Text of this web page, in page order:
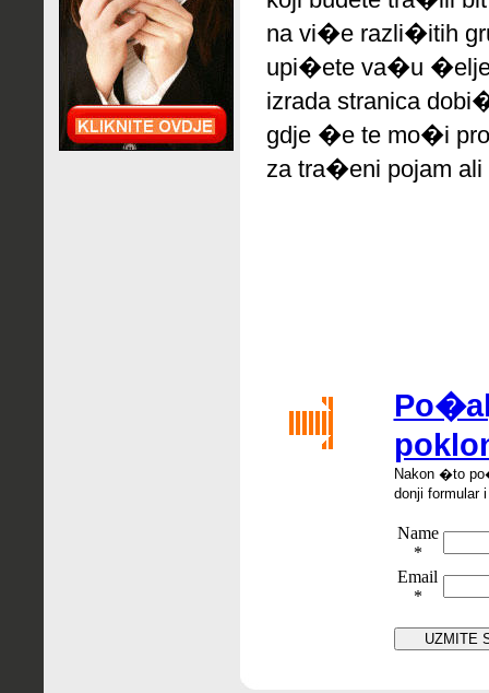
na vi�e razli�itih
upi�ete va�u
izrada stranica
gdje �e te mo�i
za tra�eni pojam
Nakon �to po
donji formular
Name
*
Email
*